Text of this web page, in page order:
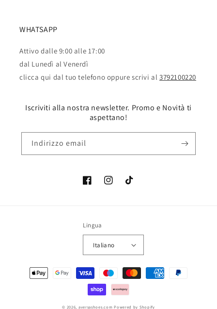
WHATSAPP
Attivo dalle 9:00 alle 17:00
dal Lunedì al Venerdì
clicca qui dal tuo telefono oppure scrivi al3792100220
Iscriviti alla nostra newsletter. Promo e Novità ti
aspettano!
Indirizzo email
FacebookInstagramTikTok
Lingua
Italiano
Metodi
© 2026, aversashoes.com Powered by Shopify